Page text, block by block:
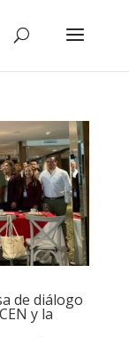
de diálogo
y la